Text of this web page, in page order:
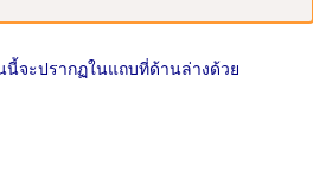
จะปรากฏในแถบที่ด้านล่างด้วย